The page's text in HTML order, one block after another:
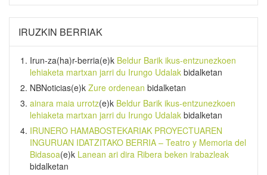
IRUZKIN BERRIAK
Irun-za(ha)r-berria(e)k Beldur Barik ikus-entzunezkoen
lehiaketa martxan jarri du Irungo Udalak bidalketan
NBNoticias(e)k Zure ordenean bidalketan
ainara maia urrotz(e)k Beldur Barik ikus-entzunezkoen
lehiaketa martxan jarri du Irungo Udalak bidalketan
IRUNERO HAMABOSTEKARIAK PROYECTUAREN
INGURUAN IDATZITAKO BERRIA – Teatro y Memoria del
Bidasoa(e)k Lanean ari dira Ribera beken irabazleak
bidalketan